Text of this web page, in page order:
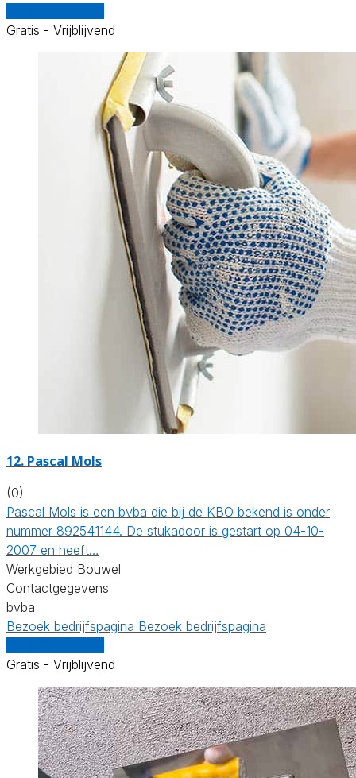
Gratis - Vrijblijvend
12. Pascal Mols
(0)
Pascal Mols is een bvba die bij de KBO bekend is onder
nummer 892541144. De stukadoor is gestart op 04-10-
2007 en heeft…
Werkgebied Bouwel
Contactgegevens
bvba
Bezoek bedrijfspagina Bezoek bedrijfspagina
Gratis - Vrijblijvend